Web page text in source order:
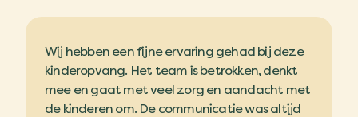
bij deze
denkt
met
was altijd
Wij zijn ontzettend blij met de kinderopvang
bij CompaNanny. Iedereen is super lief en
enthousiast, en het gaat heel goed met ons
kindje hier.